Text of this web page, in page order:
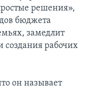
решения»,
бюджета
замедлит
создания рабочих
он называет